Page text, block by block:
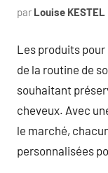
par Louise KESTEL
Les produits
de la routine de
souhaitant
cheveux. Avec
le marché,
personnalisées